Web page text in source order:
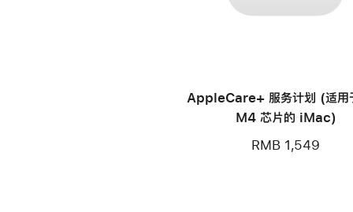
AppleCare+ 服务计划 (适用
M4 芯片的 iMac)
RMB 1,549